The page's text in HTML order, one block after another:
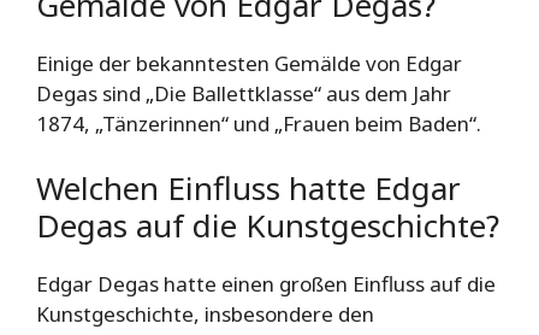
Einige der bekanntesten Gemälde von Edgar
Degas sind „Die Ballettklasse“ aus dem Jahr
1874, „Tänzerinnen“ und „Frauen beim Baden“.
Welchen Einfluss hatte Edgar
Degas auf die Kunstgeschichte?
Edgar Degas hatte einen großen Einfluss auf die
Kunstgeschichte, insbesondere den